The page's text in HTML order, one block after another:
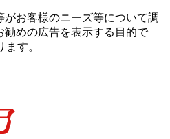
お客様のニーズ等について調
めの広告を表⽰する⽬的で
す。